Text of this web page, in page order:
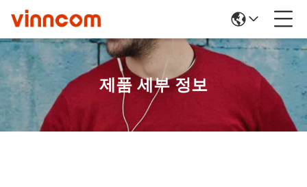
제품 세부 정보